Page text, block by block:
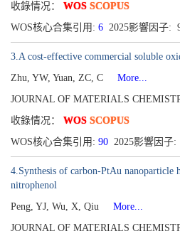
收錄情况： WOS SCOPUS
WOS核心合集引用: 6 2025影響因子:
3.A cost-effective commercial soluble
Zhu, YW, Yuan, ZC, C
More...
JOURNAL OF MATERIALS
收錄情况： WOS SCOPUS
WOS核心合集引用: 90 2025影響因
4.Synthesis of carbon-PtAu
nitrophenol
Peng, YJ, Wu, X, Qiu
More...
JOURNAL OF MATERIALS